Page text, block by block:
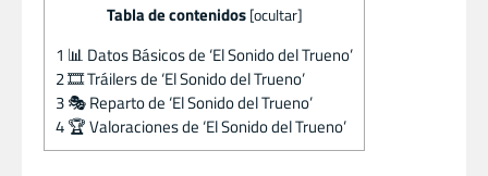
Tabla de contenidos [ocultar]
1 📊 Datos Básicos de ‘El Sonido del Trueno’
2🎞️ Tráilers de ‘El Sonido del Trueno’
3🎭 Reparto de ‘El Sonido del Trueno’
4🏆 Valoraciones de ‘El Sonido del Trueno’